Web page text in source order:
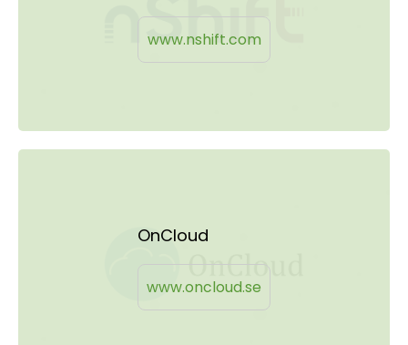
www.nshift.com
OnCloud
www.oncloud.se